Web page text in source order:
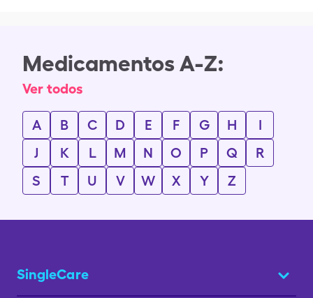
Medicamentos A-Z:
Ver todos
A B C D E F G H
I
J
K L M N O P Q
R
S
T U V W X Y Z
SingleCare